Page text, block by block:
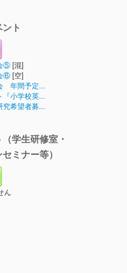
ト
⑤ [混]
⑥ [空]
年間予定...
『小学校英...
究希望者募...
学生研修室・
ミナー等）
ん